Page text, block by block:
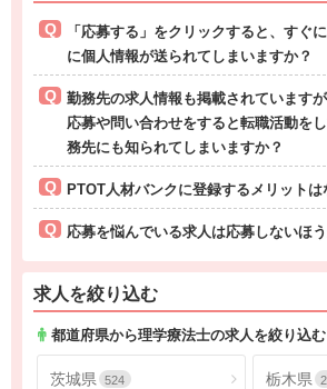
「応募する」をクリックすると、すぐ
に個人情報が送られてしまいますか？
勤務先の求人情報も掲載されています
応募や問い合わせをすると転職活動を
務先にも知られてしまいますか？
PTOT人材バンクに登録するメリットは
応募を悩んでいる求人は応募しないほ
求人を絞り込む
都道府県から理学療法士の求人を絞り込む
茨城県 524 栃木県